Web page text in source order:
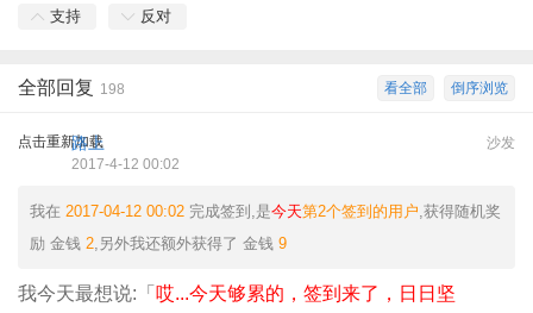
支持 反对
倒序浏览
看全部
全部回复 198
点击重新加载 沙发
路上
2017-4-12 00:02
我在 2017-04-12 00:02 完成签到,是今天第2个签到的用户,获得随机奖
励 金钱 2,另外我还额外获得了 金钱 9
我今天最想说:「 哎...今天够累的，签到来了，日日坚